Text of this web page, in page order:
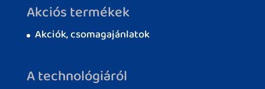
Akciós termékek
Akciók, csomagajánlatok
A technológiáról